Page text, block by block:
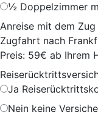
½ Doppelzimmer
Anreise mit dem
Zugfahrt nach
Preis: 59€ ab Ihrem
Ja
Nein keine